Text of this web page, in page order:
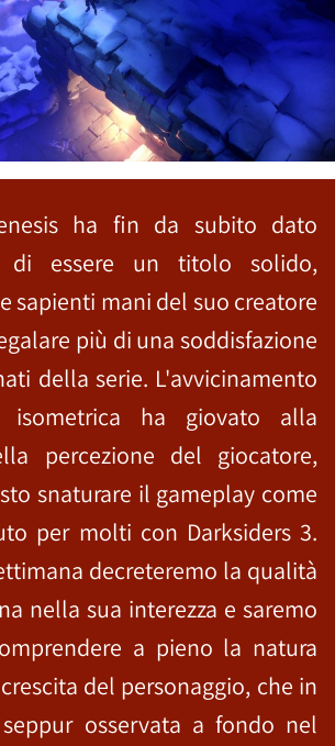
ha fin da subito dato
di essere un titolo solido,
sapienti mani del suo creatore
più di una soddisfazione
della serie. L'avvicinamento
isometrica ha giovato alla
percezione del giocatore,
snaturare il gameplay come
per molti con Darksiders 3.
decreteremo la qualità
nella sua interezza e saremo
a pieno la natura
del personaggio, che in
osservata a fondo nel